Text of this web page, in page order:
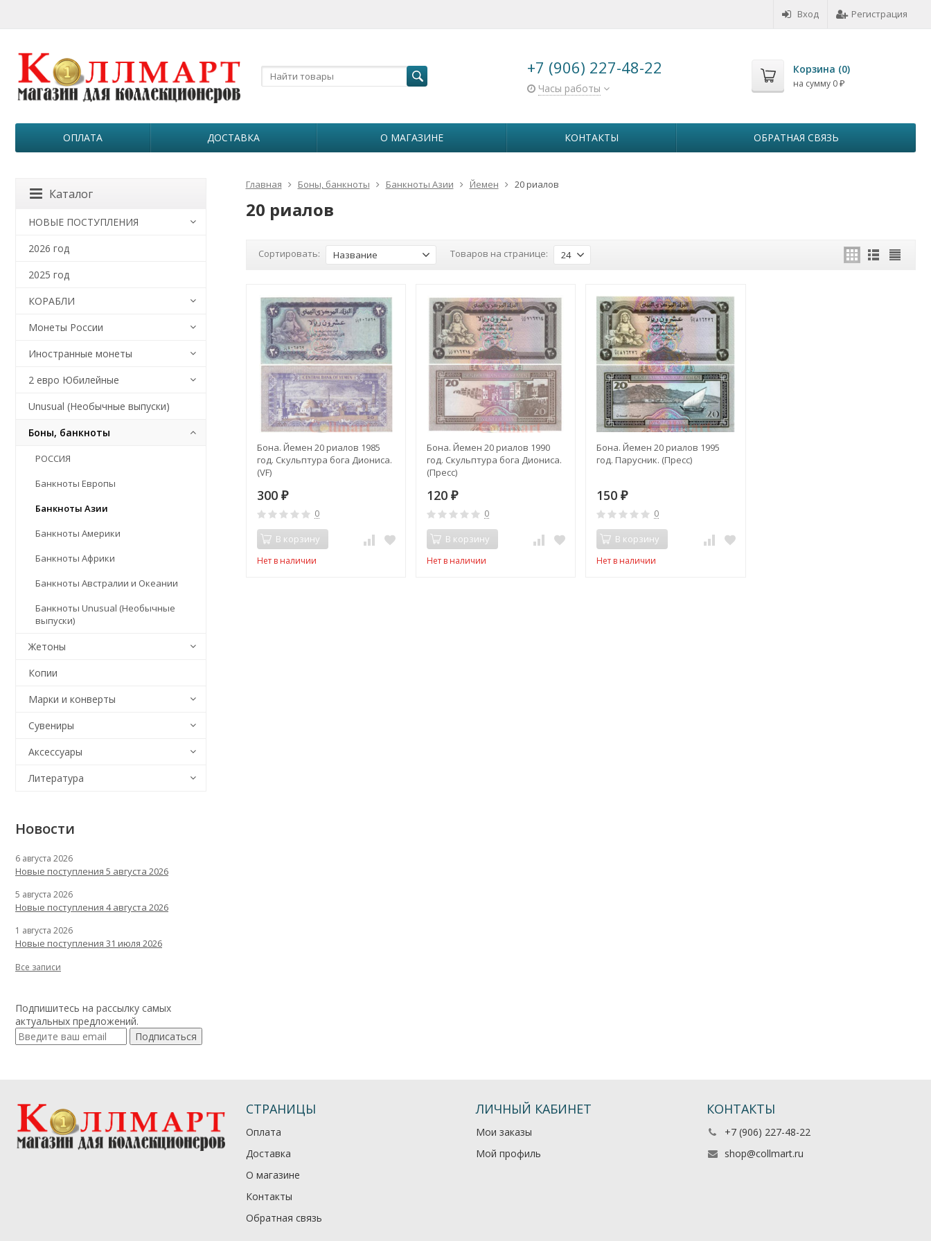
Вход Регистрация
+7 (906) 227-48-22
Часы работы
Корзина (0)
на сумму 0 ₽
ОПЛАТА ДОСТАВКА О МАГАЗИНЕ КОНТАКТЫ ОБРАТНАЯ СВЯЗЬ
Главная Боны, банкноты Банкноты Азии Йемен 20 риалов
20 риалов
Сортировать: Название Товаров на странице: 24
Бона. Йемен 20 риалов 1985
год. Скульптура бога Диониса.
(VF)
300 ₽
0
В корзину
Нет в наличии
Бона. Йемен 20 риалов 1990
год. Скульптура бога Диониса.
(Пресс)
120 ₽
0
В корзину
Нет в наличии
Бона. Йемен 20 риалов 1995
год. Парусник. (Пресс)
150₽
0
В корзину
Нет в наличии
Каталог
НОВЫЕ ПОСТУПЛЕНИЯ
2026 год
2025 год
КОРАБЛИ
Монеты России
Иностранные монеты
2 евро Юбилейные
Unusual (Необычные выпуски)
Боны, банкноты
РОССИЯ
Банкноты Европы
Банкноты Азии
Банкноты Америки
Банкноты Африки
Банкноты Австралии и Океании
Банкноты Unusual (Необычные
выпуски)
Жетоны
Копии
Марки и конверты
Сувениры
Аксессуары
Литература
Новости
6 августа 2026
Новые поступления 5 августа 2026
5 августа 2026
Новые поступления 4 августа 2026
1 августа 2026
Новые поступления 31 июля 2026
Все записи
Подпишитесь на рассылку самых
актуальных предложений.
Подписаться
СТРАНИЦЫ
Оплата
Доставка
О магазине
Контакты
Обратная связь
ЛИЧНЫЙ КАБИНЕТ
Мои заказы
Мой профиль
КОНТАКТЫ
+7 (906) 227-48-22
shop@collmart.ru